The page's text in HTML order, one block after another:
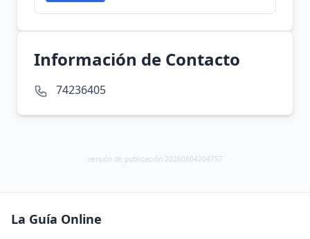
Información de Contacto
74236405
versión de publicación 20260804204757
La Guía Online